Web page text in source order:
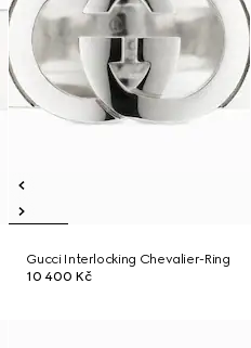
Gucci Interlocking Chevalier-Ring
10 400 Kč